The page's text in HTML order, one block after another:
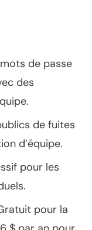
de passe
des
de fuites
d’équipe.
pour les
pour la